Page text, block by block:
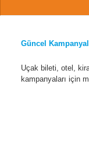
Güncel
Uçak bileti, otel,
kampanyaları için